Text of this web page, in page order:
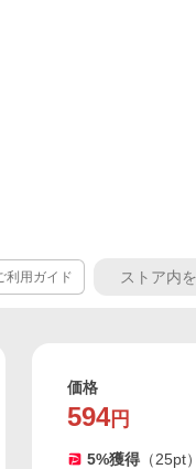
用ガイド
価格
594円
5%獲得 （25pt）